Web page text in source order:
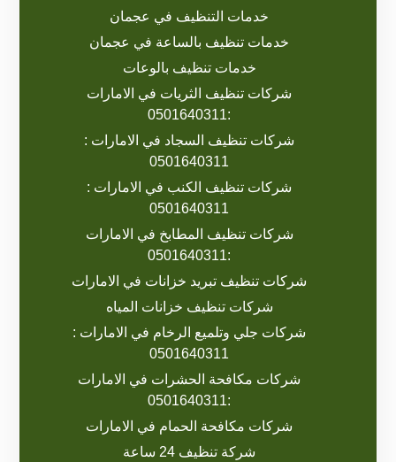
خدمات التنظيف في عجمان
خدمات تنظيف بالساعة في عجمان
خدمات تنظيف بالوعات
شركات تنظيف الثريات في الامارات
:0501640311
شركات تنظيف السجاد في الامارات :
0501640311
شركات تنظيف الكنب في الامارات :
0501640311
شركات تنظيف المطابخ في الامارات
:0501640311
شركات تنظيف تبريد خزانات في الامارات
شركات تنظيف خزانات المياه
شركات جلي وتلميع الرخام في الامارات :
0501640311
شركات مكافحة الحشرات في الامارات
:0501640311
شركات مكافحة الحمام في الامارات
شركة تنظيف 24 ساعة